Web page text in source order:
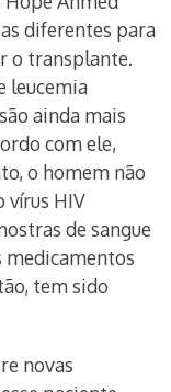
diferentes para
o transplante.
leucemia
ainda mais
com ele,
o homem não
vírus HIV
de sangue
medicamentos
tem sido
novas